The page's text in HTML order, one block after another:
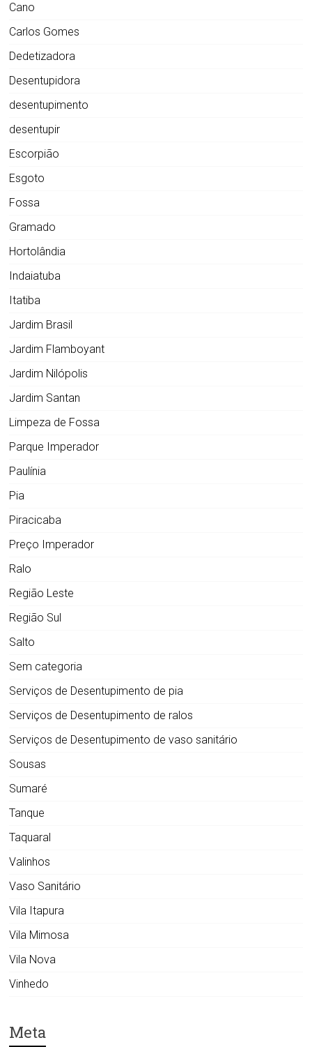
Cano
Carlos Gomes
Dedetizadora
Desentupidora
desentupimento
desentupir
Escorpião
Esgoto
Fossa
Gramado
Hortolândia
Indaiatuba
Itatiba
Jardim Brasil
Jardim Flamboyant
Jardim Nilópolis
Jardim Santan
Limpeza de Fossa
Parque Imperador
Paulínia
Pia
Piracicaba
Preço Imperador
Ralo
Região Leste
Região Sul
Salto
Sem categoria
Serviços de Desentupimento de pia
Serviços de Desentupimento de ralos
Serviços de Desentupimento de vaso sanitário
Sousas
Sumaré
Tanque
Taquaral
Valinhos
Vaso Sanitário
Vila Itapura
Vila Mimosa
Vila Nova
Vinhedo
Meta